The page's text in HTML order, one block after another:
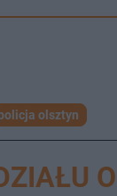
olsztyn